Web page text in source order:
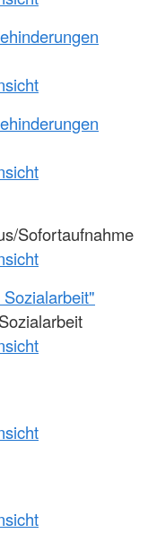
Sofortaufnahme